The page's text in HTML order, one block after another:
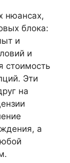
нюансах,
блока:
и
и
стоимость
Эти
на
а